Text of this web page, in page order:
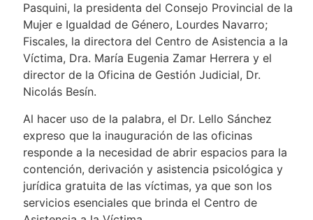
Pasquini, la presidenta del Consejo Provincial de la
Mujer e Igualdad de Género, Lourdes Navarro;
Fiscales, la directora del Centro de Asistencia a la
Víctima, Dra. María Eugenia Zamar Herrera y el
director de la Oficina de Gestión Judicial, Dr.
Nicolás Besín.
Al hacer uso de la palabra, el Dr. Lello Sánchez
expreso que la inauguración de las oficinas
responde a la necesidad de abrir espacios para la
contención, derivación y asistencia psicológica y
jurídica gratuita de las víctimas, ya que son los
servicios esenciales que brinda el Centro de